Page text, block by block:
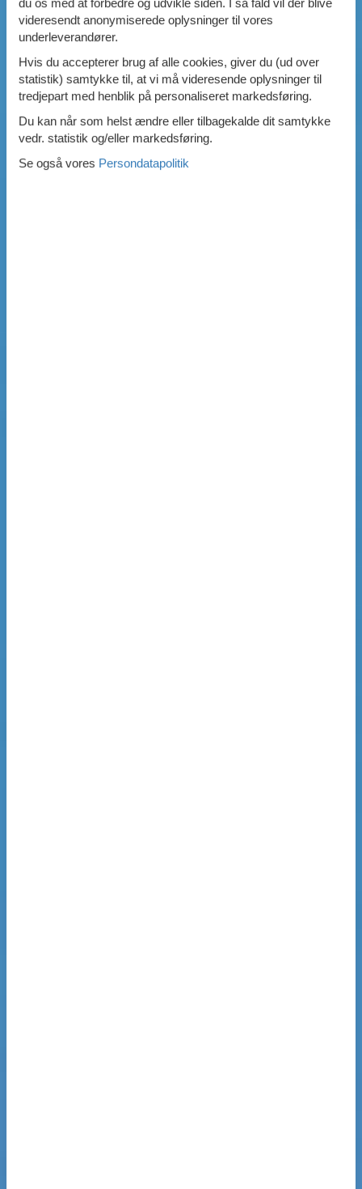
videresendt anonymiserede oplysninger til vores
underleverandører.
Hvis du accepterer brug af alle cookies, giver du (ud over
statistik) samtykke til, at vi må videresende oplysninger til
tredjepart med henblik på personaliseret markedsføring.
Du kan når som helst ændre eller tilbagekalde dit samtykke
vedr. statistik og/eller markedsføring.
Se også vores Persondatapolitik